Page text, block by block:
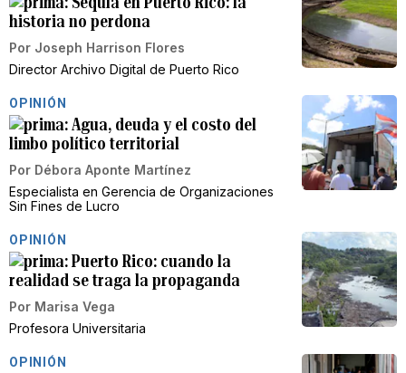
historia no perdona
Por Joseph Harrison Flores
Director Archivo Digital de Puerto Rico
OPINIÓN
Agua, deuda y el costo del
limbo político territorial
Por Débora Aponte Martínez
Especialista en Gerencia de Organizaciones
Sin Fines de Lucro
OPINIÓN
Puerto Rico: cuando la
realidad se traga la propaganda
Por Marisa Vega
Profesora Universitaria
OPINIÓN